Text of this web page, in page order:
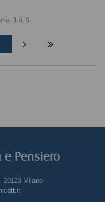
1 di 5
e Pensiero
20123 Milano